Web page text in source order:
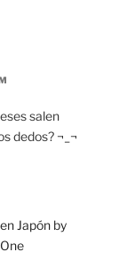
salen
dedos? ¬_¬
Japón by